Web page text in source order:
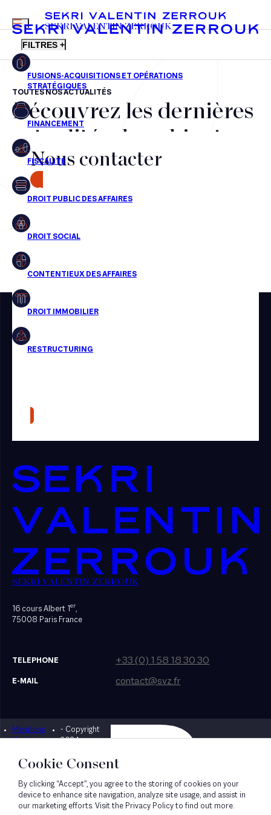
FR EN
MENU
SEKRI VALENTIN ZERROUK
FILTRES +
Fusions-acquisitions et opérations stratégiques
Financement
Fiscalité
Droit public des affaires
Droit social
Droit immobilier
Restructuring
Presse
TOUTES NOS ACTUALITÉS
Découvrez les dernières
actualités du cabinet,
nos récompenses et nos
transactions, jour après
jour
Aucun résultats pour cette recherche
Nous contacter
SEKRI VALENTIN ZERROUK
16 cours Albert 1er,
75008 Paris France
TELEPHONE +33 (0) 1 58 18 30 30
E-MAIL contact@svz.fr
Mentions
légales
- Copyright
2024
Designed by Bonhomme
Cookie Consent
By clicking “Accept”, you agree to the storing of cookies on your
device to enhance site navigation, analyze site usage, and assist in
our marketing efforts. Visit the Privacy Policy to find out more.